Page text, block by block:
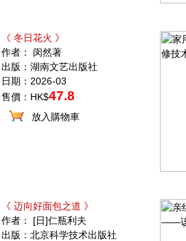
《 冬日花火 》
作者： 闵然著
出版：湖南文艺出版社
日期：2026-03
售價：HK$47.8
放入購物車
《 迈向好面包之道 》
作者： [日]仁瓶利夫
出版：北京科学技术出版社